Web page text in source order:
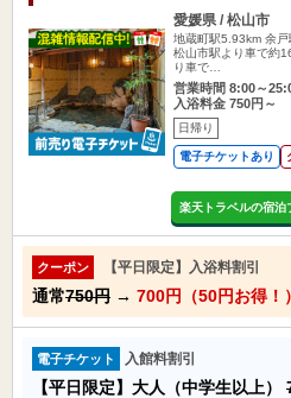
愛媛県 / 松山市
地蔵町駅5.93km 余
松山市駅より車で約
り車で…
営業時間 8:00～
入浴料金 750円～
日帰り
電子チケットあり
楽天トラベルの宿泊
クーポン 【平日限定】入浴料割引
通常750円 → 700円（50円お得！）
電子チケット 入館料割引
【平日限定】大人（中学生以上）